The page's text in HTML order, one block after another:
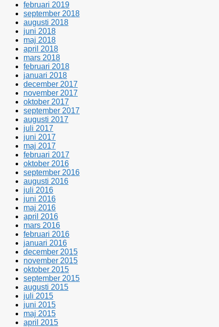
februari 2019
september 2018
augusti 2018
juni 2018
maj 2018
april 2018
mars 2018
februari 2018
januari 2018
december 2017
november 2017
oktober 2017
september 2017
augusti 2017
juli 2017
juni 2017
maj 2017
februari 2017
oktober 2016
september 2016
augusti 2016
juli 2016
juni 2016
maj 2016
april 2016
mars 2016
februari 2016
januari 2016
december 2015
november 2015
oktober 2015
september 2015
augusti 2015
juli 2015
juni 2015
maj 2015
april 2015